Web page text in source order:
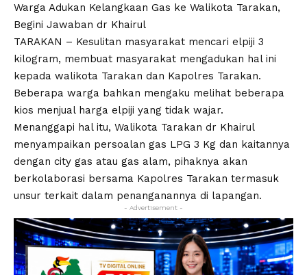
Warga Adukan Kelangkaan Gas ke Walikota Tarakan,
Begini Jawaban dr Khairul
TARAKAN – Kesulitan masyarakat mencari elpiji 3
kilogram, membuat masyarakat mengadukan hal ini
kepada walikota Tarakan dan Kapolres Tarakan.
Beberapa warga bahkan mengaku melihat beberapa
kios menjual harga elpiji yang tidak wajar.
Menanggapi hal itu, Walikota Tarakan dr Khairul
menyampaikan persoalan gas LPG 3 Kg dan kaitannya
dengan city gas atau gas alam, pihaknya akan
berkolaborasi bersama Kapolres Tarakan termasuk
unsur terkait dalam penanganannya di lapangan.
- Advertisement -